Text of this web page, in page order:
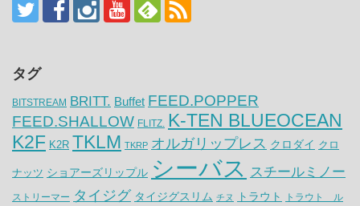
タグ
BITSTREAM BRITT. Buffet FEED.POPPER
FEED.SHALLOW FLITZ. K-TEN BLUEOCEAN
K2F K2R TKLM TKRP オルガリップレス クロダイ クロ
ナッツ ショアーズリップル シーバス スチールミノー
ストリーマー タイジグ タイジグスリム チヌ トラウト トラウト ル